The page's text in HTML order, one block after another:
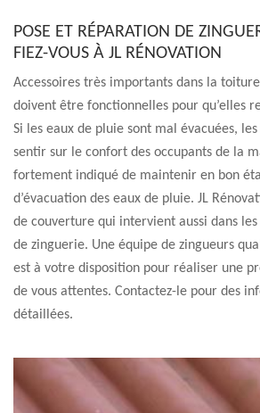
POSE ET RÉPARATION DE
FIEZ-VOUS À JL RÉNOVATION
Accessoires très importants dans la
doivent être fonctionnelles pour qu’elles
Si les eaux de pluie sont mal évacuées,
sentir sur le confort des occupants de la
fortement indiqué de maintenir en bon
d’évacuation des eaux de pluie. JL
de couverture qui intervient aussi dans
de zinguerie. Une équipe de zingueurs
est à votre disposition pour réaliser une
de vous attentes. Contactez-le pour des
détaillées.